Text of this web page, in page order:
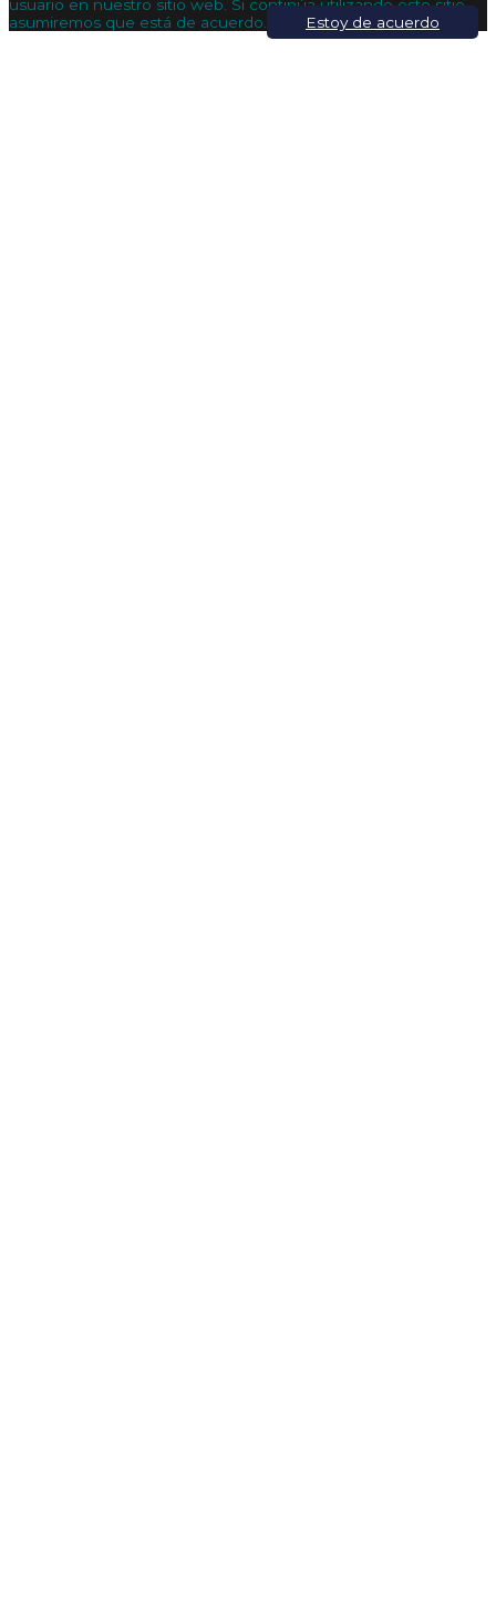
usuario en nuestro sitio web. Si continúa utilizando este sitio,
asumiremos que está de acuerdo.
Estoy de acuerdo